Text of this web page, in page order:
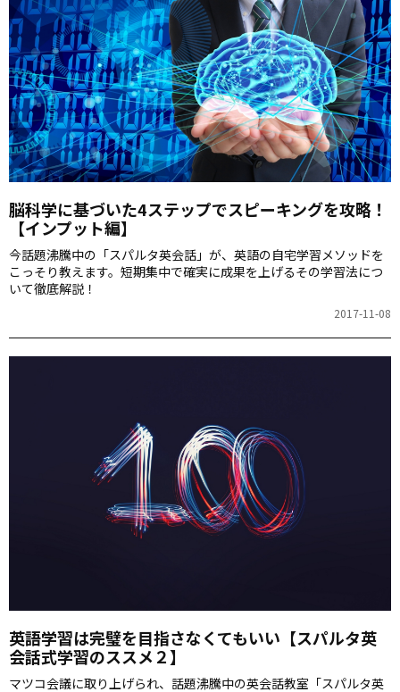
脳科学に基づいた4ステップでスピーキングを攻略！
【インプット編】
今話題沸騰中の「スパルタ英会話」が、英語の自宅学習メソッドを
こっそり教えます。短期集中で確実に成果を上げるその学習法につ
いて徹底解説！
2017-11-08
英語学習は完璧を目指さなくてもいい【スパルタ英
会話式学習のススメ２】
マツコ会議に取り上げられ、話題沸騰中の英会話教室「スパルタ英